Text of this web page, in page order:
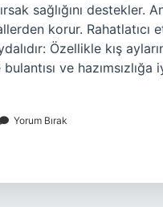
sağlığını destekler.
korur. Rahatlatıcı
Özellikle kış
ve hazımsızlığa
Yorum Bırak